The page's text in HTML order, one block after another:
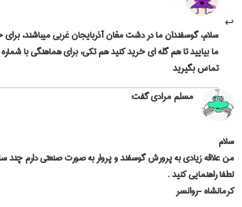
سلام، گوسفندان ما در دشت مغان آذربایجان غربی میباشند،
تماس بگیرید
مسلم مرادیگفت:
سلام
من علاقه زیادی به پرورش گوسفند و پروار به صورت صنعتی دارم چند
لطفا راهنمایی کنید .
کرمانشاه -روانسر